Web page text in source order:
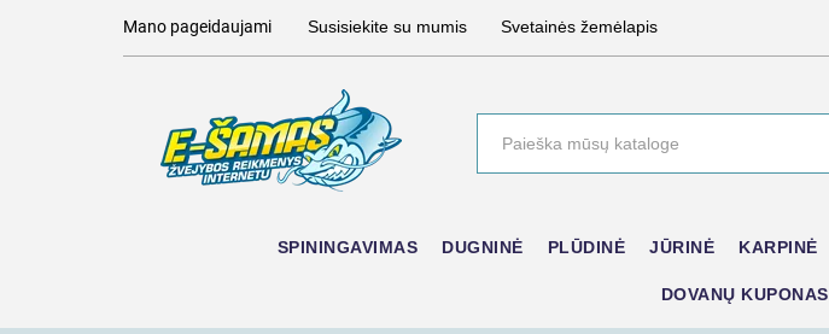
Mano pageidaujami Susisiekite su mumis Svetainės žemėlapis
SPININGAVIMAS DUGNINĖ PLŪDINĖ JŪRINĖ KARPINĖ
DOVANŲ KUPONAS